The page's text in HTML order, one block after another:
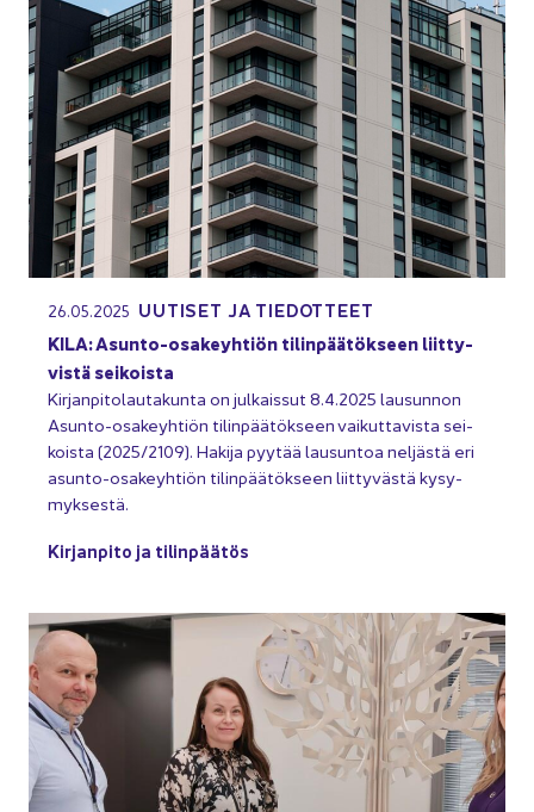
26.05.2025 UU­TI­SET JA TIE­DOT­TEET
KILA: Asunto-​osakeyhtiön ti­lin­pää­tök­seen liit­ty­
vis­tä sei­kois­ta
Kir­jan­pi­to­lau­ta­kun­ta on jul­kais­sut 8.4.2025 lausun­non
Asunto-​osakeyhtiön ti­lin­pää­tök­seen vai­kut­ta­vis­ta sei­
kois­ta (2025/2109). Ha­ki­ja pyy­tää lausun­toa nel­jäs­tä eri
asunto-​osakeyhtiön ti­lin­pää­tök­seen liit­ty­väs­tä ky­sy­
myk­ses­tä.
Kir­jan­pi­to ja ti­lin­pää­tös